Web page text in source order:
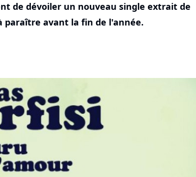
de dévoiler un nouveau single extrait de
paraître avant la fin de l'année.